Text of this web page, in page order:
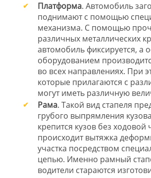
Платформа. Автомобиль
поднимают с помощью
механизма. С помощью
различных металлических
автомобиль фиксируется, а
оборудованием
во всех направлениях. При
которые прилагаются с
могут иметь различную
Рама. Такой вид стапеля
грубого выпрямления
крепится кузов без ходовой
происходит вытяжка
участка посредством
цепью. Именно рамный
водители стараются